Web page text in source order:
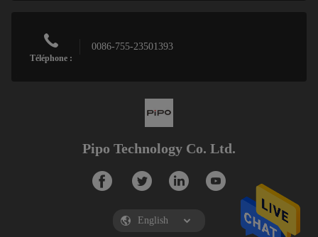
Téléphone :
0086-755-23501393
Pipo Technology Co. Ltd.